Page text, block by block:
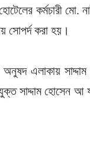
কর্মচারী
সোপর্দ করা হয়।
অনুষদ এলাকায়
সাদ্দাম হোসেন আ